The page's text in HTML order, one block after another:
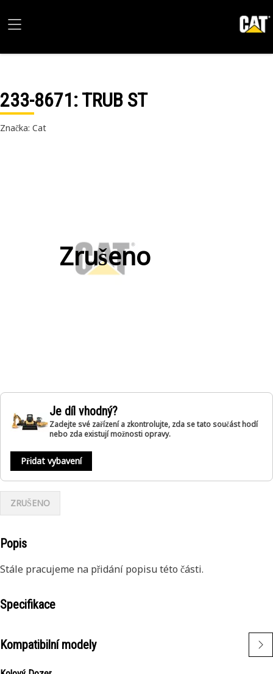
233-8671: TRUB ST
Značka: Cat
Zrušeno
Je díl vhodný?
Zadejte své zařízení a zkontrolujte, zda se tato součást hodí
nebo zda existují možnosti opravy.
Přidat vybavení
ZRUŠENO
Popis
Stále pracujeme na přidání popisu této části.
Specifikace
Kompatibilní modely